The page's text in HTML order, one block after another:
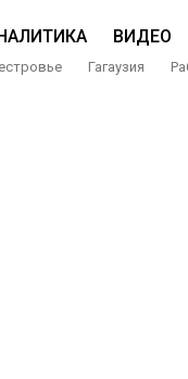
ВИДЕО
Гагаузия